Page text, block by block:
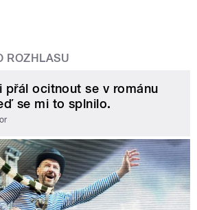
ROZHLASU
přál ocitnout se v románu
se mi to splnilo.